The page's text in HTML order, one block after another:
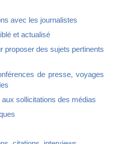
avec les journalistes
et actualisé
proposer des sujets pertinents
de presse, voyages
sollicitations des médias